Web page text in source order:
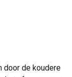
door de koudere